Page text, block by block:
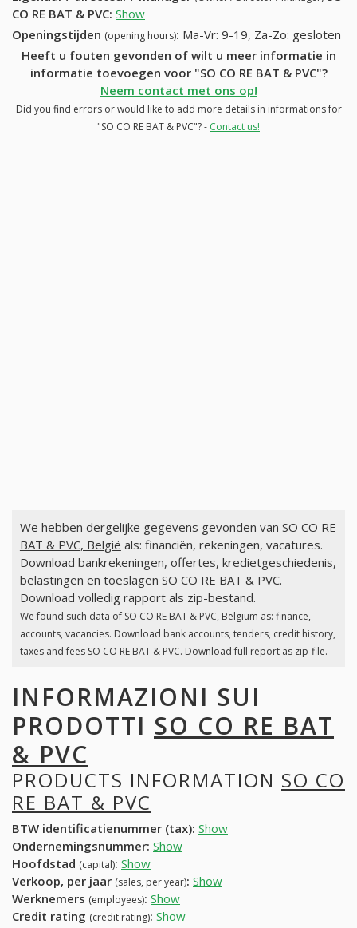
CO RE BAT & PVC: Show
Openingstijden (opening hours): Ma-Vr: 9-19, Za-Zo: gesloten
Heeft u fouten gevonden of wilt u meer informatie in
informatie toevoegen voor "SO CO RE BAT & PVC"?
Neem contact met ons op!
Did you find errors or would like to add more details in informations for
"SO CO RE BAT & PVC"? - Contact us!
We hebben dergelijke gegevens gevonden van SO CO RE
BAT & PVC, België als: financiën, rekeningen, vacatures.
Download bankrekeningen, offertes, kredietgeschiedenis,
belastingen en toeslagen SO CO RE BAT & PVC.
Download volledig rapport als zip-bestand.
We found such data of SO CO RE BAT & PVC, Belgium as: finance,
accounts, vacancies. Download bank accounts, tenders, credit history,
taxes and fees SO CO RE BAT & PVC. Download full report as zip-file.
INFORMAZIONI SUI
PRODOTTI SO CO RE BAT
& PVC
PRODUCTS INFORMATION SO CO
RE BAT & PVC
BTW identificatienummer (tax): Show
Ondernemingsnummer: Show
Hoofdstad (capital): Show
Verkoop, per jaar (sales, per year): Show
Werknemers (employees): Show
Credit rating (credit rating): Show